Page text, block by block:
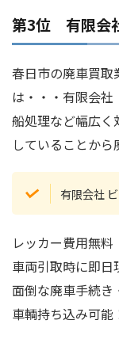
第3位 有限会
春日市の廃車買取
は・・・有限会
船処理など幅広く
していることから
有限会社
レッカー費用無料
車両引取時に即
面倒な廃車手続き
車輌持ち込み可能